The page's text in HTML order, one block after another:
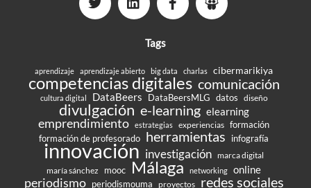
Tags
aprendizaje aprendizaje abierto big data charlas cibermarikiya
competencias digitales comunicación
cultura digital DataBeers DataBeersMLG datos diseño
divulgación e-learning elearning
emprendimiento estrategias experiencias formación
formación de profesorado herramientas infografía
innovación investigación marca digital
maría sánchez
mooc Málaga networking online
periodismo periodismouma proyectos redes sociales